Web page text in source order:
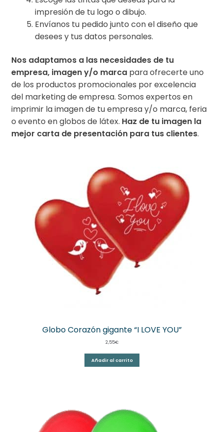
impresión de tu logo o dibujo.
Envíanos tu pedido junto con el diseño que
desees y tus datos personales.
Nos adaptamos a las necesidades de tu
empresa, imagen y/o marcapara ofrecerte uno
de los productos promocionales por excelencia
del marketing de empresa. Somos expertos en
imprimir la imagen de tu empresa y/o marca, feria
o evento en globos de látex. Haz de tu imagen la
mejor carta de presentación para tus clientes.
Globo Corazón gigante “I LOVE YOU”
2,55€
Añadir al carrito